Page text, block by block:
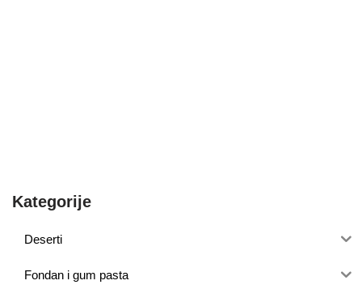
Kategorije
Deserti
Fondan i gum pasta